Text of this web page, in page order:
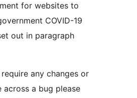
for websites to
COVID-19
out in paragraph
any changes or
across a bug please